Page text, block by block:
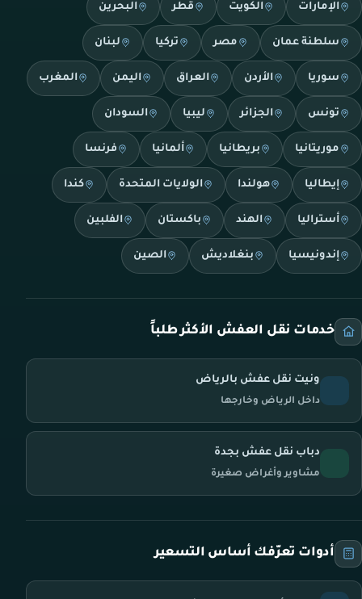
الإمارات الكويت قطر البحرين
سلطنة عمان مصر تركيا لبنان
سوريا الأردن العراق اليمن المغرب
تونس الجزائر ليبيا السودان
موريتانيا بريطانيا ألمانيا فرنسا
إيطاليا هولندا الولايات المتحدة كندا
أستراليا الهند باكستان الفلبين
إندونيسيا بنغلاديش الصين
خدمات نقل العفش الأكثر طلباً
ونيت نقل عفش بالرياض
داخل الرياض وخارجها
دباب نقل عفش بجدة
مشاوير وأغراض صغيرة
أدوات تعرّفك أساس التسعير